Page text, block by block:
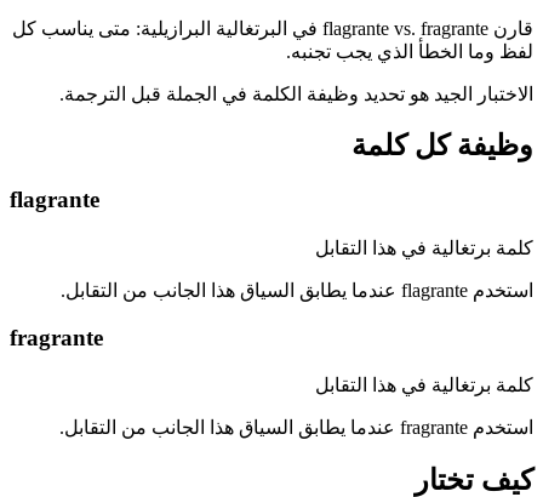
قارن flagrante vs. fragrante في البرتغالية البرازيلية: متى يناسب كل
لفظ وما الخطأ الذي يجب تجنبه.
الاختبار الجيد هو تحديد وظيفة الكلمة في الجملة قبل الترجمة.
وظيفة كل كلمة
flagrante
كلمة برتغالية في هذا التقابل
استخدم flagrante عندما يطابق السياق هذا الجانب من التقابل.
fragrante
كلمة برتغالية في هذا التقابل
استخدم fragrante عندما يطابق السياق هذا الجانب من التقابل.
كيف تختار